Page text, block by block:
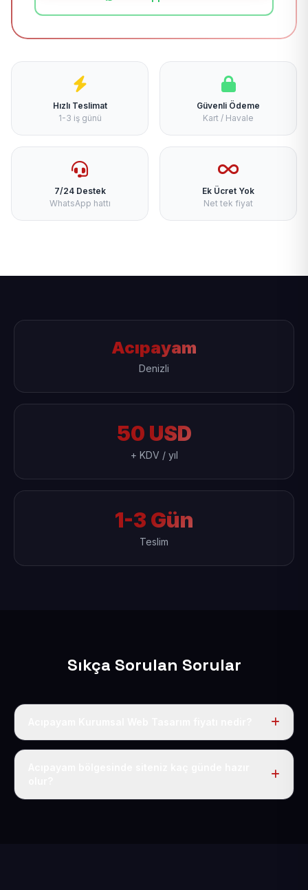
Hızlı Teslimat
1-3 iş günü
Güvenli Ödeme
Kart / Havale
7/24 Destek
WhatsApp hattı
Ek Ücret Yok
Net tek fiyat
Acıpayam
Denizli
50 USD
+ KDV / yıl
1-3 Gün
Teslim
Sıkça Sorulan Sorular
Tek fiyat uygulanır: yıllık 50 USD + KDV. Bu bedele alan